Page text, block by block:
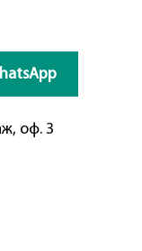
оф. 3